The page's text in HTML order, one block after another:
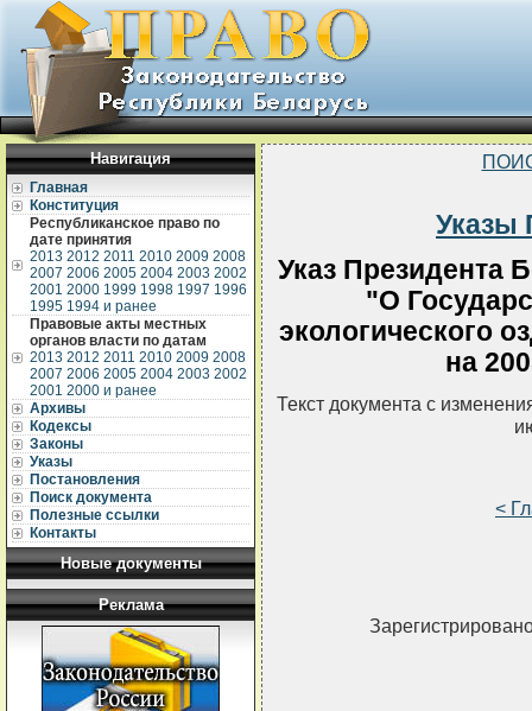
Навигация
Главная
Конституция
Республиканское право по
дате принятия
2013 2012 2011 2010 2009 2008
2007 2006 2005 2004 2003 2002
2001 2000 1999 1998 1997 1996
1995 1994 и ранее
Правовые акты местных
органов власти по датам
2013 2012 2011 2010 2009 2008
2007 2006 2005 2004 2003 2002
2001 2000 и ранее
Архивы
Кодексы
Законы
Указы
Постановления
Поиск документа
Полезные ссылки
Контакты
Новые документы
Реклама
Указы
Указ Президента
"О
экологического
на
Текст документа с
<